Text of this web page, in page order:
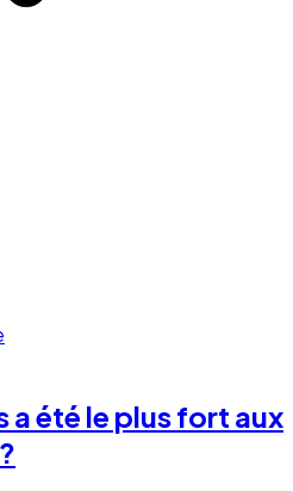
été le plus fort aux